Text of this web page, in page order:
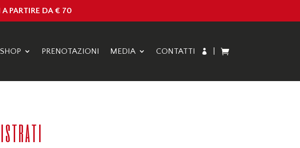
A PARTIRE DA € 70
SHOP PRENOTAZIONI MEDIA CONTATTI